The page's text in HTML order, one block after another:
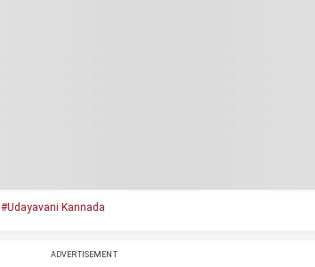
#Udayavani Kannada
ADVERTISEMENT